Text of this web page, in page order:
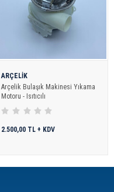
ARÇELİK
Arçelik Bulaşık Makinesi Yıkama
Motoru - Isıtıcılı
2.500,00 TL + KDV